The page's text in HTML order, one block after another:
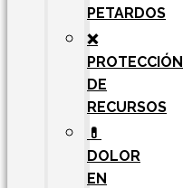
PETARDOS
❌
PROTECCIÓN
DE
RECURSOS
💊
DOLOR
EN